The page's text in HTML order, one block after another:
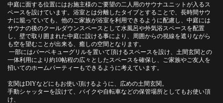
中庭に面する位置にはお施主様のご要望の二人用のサウナユニットが入るス
ペースを設けています。 浴室とは分離したタイプとすることで、長時間サウ
ナに籠っていても、 他のご家族が浴室を利用できるように配慮し、 中庭には
サウナの後のクールダウンスペースとして水風呂や外気浴スペースを配置
し、 壁で取り囲まれた中庭に設ける事により、周囲からの視線を遮りながら
も空を望むことが出来る、癒しの空間となります。
一部にはバーベキューグリルを置いて頂けるスペースを設け、 土間玄関との
一体利用により約10帖程の広々としたスペースを確保し、ご家族やご友人を
招いてのホームパーティーもできるように考えています。
玄関はDIYなどにもお使い頂けるように、広めの土間玄関。
手動シャッターを設けて、バイクや自転車などの保管場所としてもお使い頂
け、